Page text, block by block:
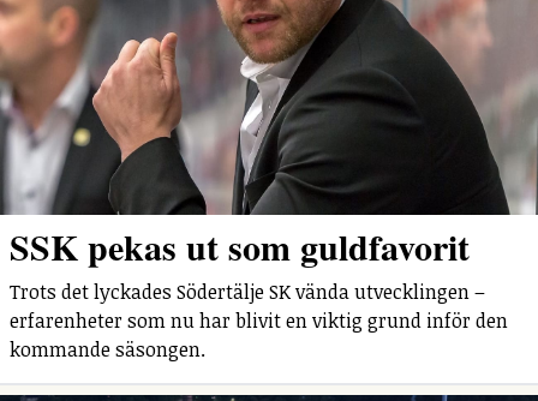
SSK pekas ut som guldfavorit
Trots det lyckades Södertälje SK vända utvecklingen –
erfarenheter som nu har blivit en viktig grund inför den
kommande säsongen.